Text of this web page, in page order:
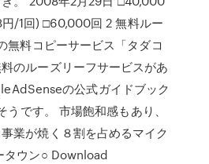
円/1回) □60,000回 2 無料ルー
無料コピーサービス「タダコ
のルーズリーフサービスがあ
の公式ガイドブック
うです。 市場飽和感もあり、
業が焼く８割を占めるマイク
タウン○ Download